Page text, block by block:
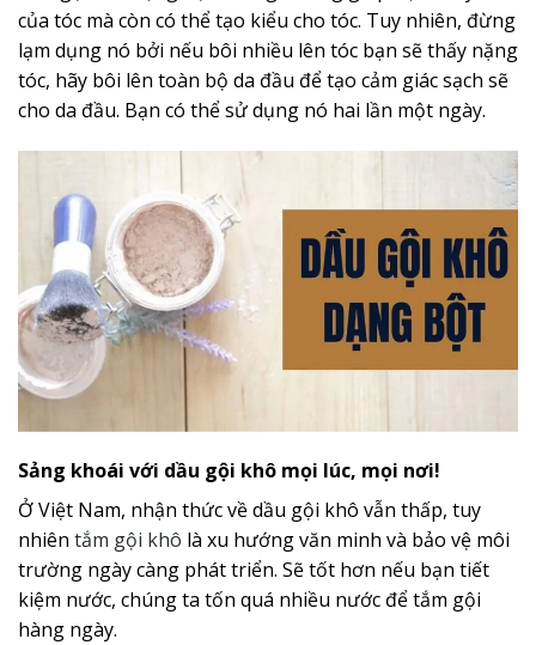
của tóc mà còn có thể tạo kiểu cho tóc. Tuy nhiên, đừng
lạm dụng nó bởi nếu bôi nhiều lên tóc bạn sẽ thấy nặng
tóc, hãy bôi lên toàn bộ da đầu để tạo cảm giác sạch sẽ
cho da đầu. Bạn có thể sử dụng nó hai lần một ngày.
Sảng khoái với dầu gội khô mọi lúc, mọi nơi!
Ở Việt Nam, nhận thức về dầu gội khô vẫn thấp, tuy
nhiên tắm gội khô là xu hướng văn minh và bảo vệ môi
trường ngày càng phát triển. Sẽ tốt hơn nếu bạn tiết
kiệm nước, chúng ta tốn quá nhiều nước để tắm gội
hàng ngày.